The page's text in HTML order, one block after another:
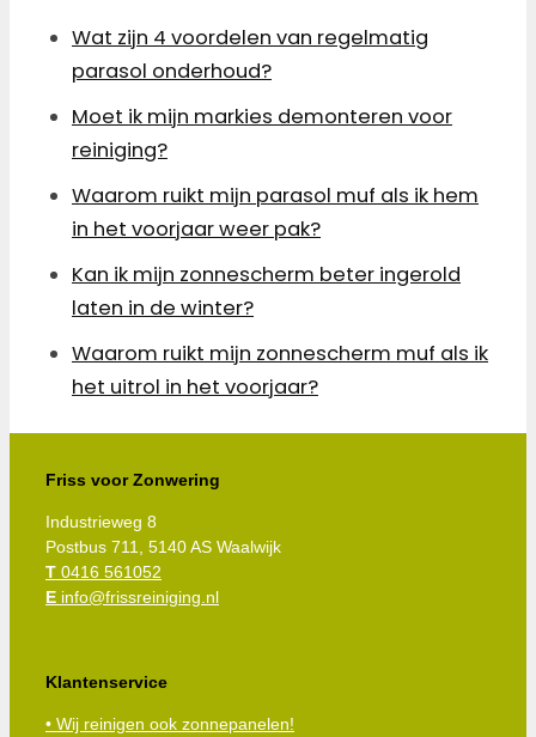
Wat zijn 4 voordelen van regelmatig
parasol onderhoud?
Moet ik mijn markies demonteren voor
reiniging?
Waarom ruikt mijn parasol muf als ik hem
in het voorjaar weer pak?
Kan ik mijn zonnescherm beter ingerold
laten in de winter?
Waarom ruikt mijn zonnescherm muf als ik
het uitrol in het voorjaar?
Friss voor Zonwering
Industrieweg 8
Postbus 711, 5140 AS Waalwijk
T 0416 561052
E info@frissreiniging.nl
Klantenservice
• Wij reinigen ook zonnepanelen!